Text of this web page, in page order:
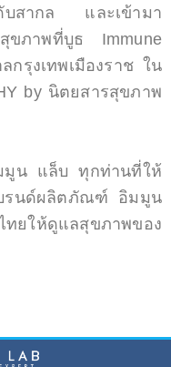
ดับสากล และเข้ามา
สุขภาพที่บูธ Immune
กรุงเทพเมืองราช ใน
by นิตยสารสุขภาพ
มูน แล็บ ทุกท่านที่ให้
บรนด์ผลิตภัณฑ์ อิมมูน
ยให้ดูแลสุขภาพของ